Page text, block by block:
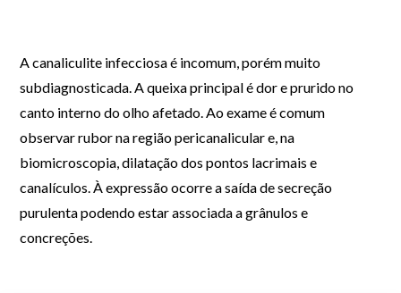
Acanaliculite infecciosa é incomum, porém muito
subdiagnosticada.A queixa principal é dor e prurido no
canto interno do olho afetado. Ao exame é comum
observar rubor na regiãopericanaliculare, na
biomicroscopia, dilatação dos pontos lacrimais e
canalículos. À expressão ocorre a saída de secreção
purulenta podendo estar associada a grânulos e
concreções.